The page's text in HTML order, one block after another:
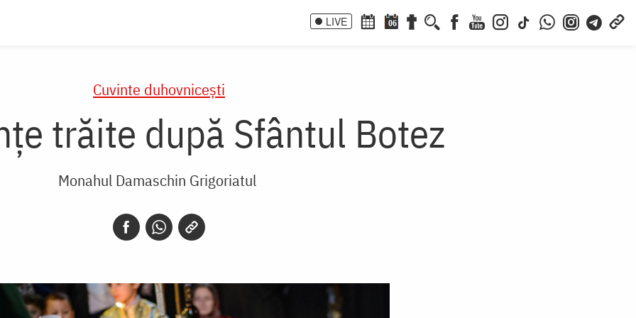
LIVE 06
Cuvinte duhovnicești
trăite după Sfântul Botez
Monahul Damaschin Grigoriatul